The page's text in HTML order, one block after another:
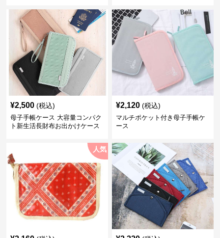
¥2,500 (税込)
母子手帳ケース 大容量コンパク
ト新生活長財布お出かけケース
¥2,120 (税込)
マルチポケット付き母子手帳ケ
ース
人気